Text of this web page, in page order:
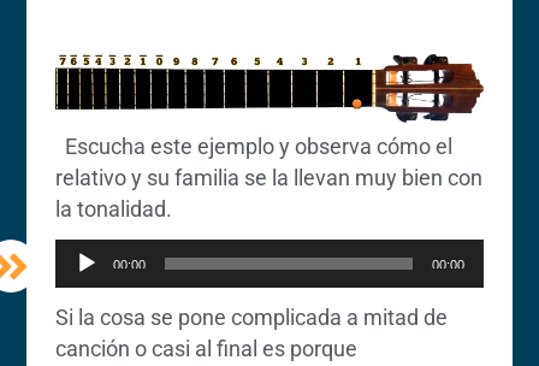
Escucha este ejemplo y observa cómo el
relativo y su familia se la llevan muy bien con
la tonalidad.
de
audio
00:00 00:00
Si la cosa se pone complicada a mitad de
canción o casi al final es porque